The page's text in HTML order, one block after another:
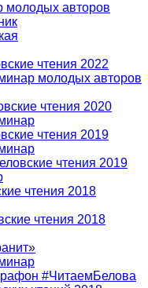
молодых авторов
чтения 2022
молодых авторов
чтения 2020
чтения 2019
чтения 2019
чтения 2018
чтения 2018
#ЧитаемБелова